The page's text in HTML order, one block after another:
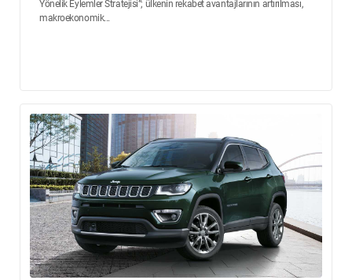
Yönelik Eylemler Stratejisi”; ülkenin rekabet avantajlarının artırılması,
makroekonomik...